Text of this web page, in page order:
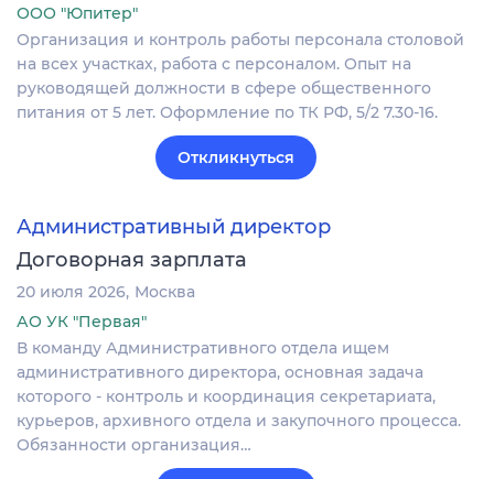
ООО "Юпитер"
Организация и контроль работы персонала столовой
на всех участках, работа с персоналом. Опыт на
руководящей должности в сфере общественного
питания от 5 лет. Оформление по ТК РФ, 5/2 7.30-16.
Откликнуться
Административный директор
Договорная зарплата
20 июля 2026 Москва
АО УК "Первая"
В команду Административного отдела ищем
административного директора, основная задача
которого - контроль и координация секретариата,
курьеров, архивного отдела и закупочного процесса.
Обязанности организация…